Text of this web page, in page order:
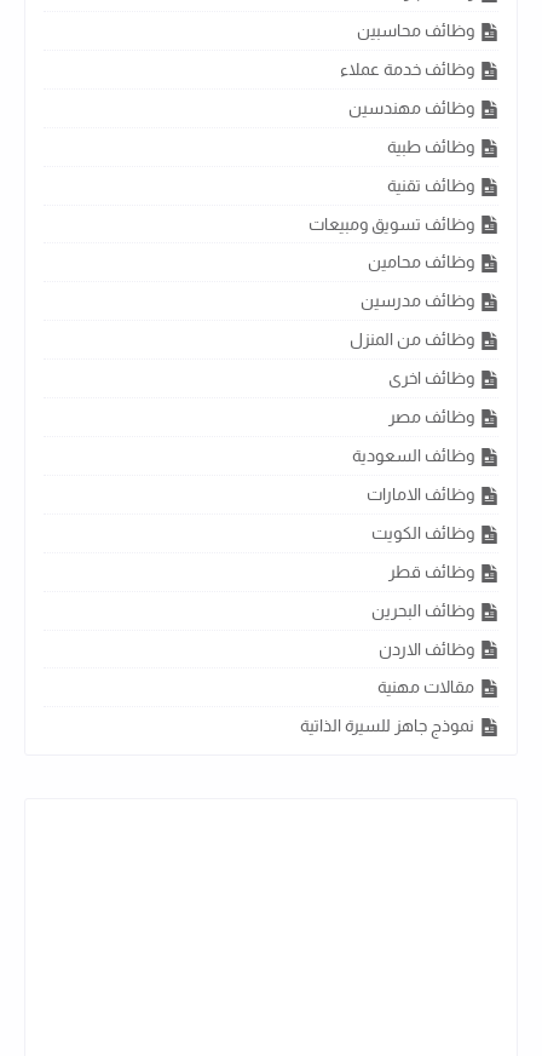
وظائف محاسبين
وظائف خدمة عملاء
وظائف مهندسين
وظائف طبية
وظائف تقنية
وظائف تسويق ومبيعات
وظائف محامين
وظائف مدرسين
وظائف من المنزل
وظائف اخرى
وظائف مصر
وظائف السعودية
وظائف الامارات
وظائف الكويت
وظائف قطر
وظائف البحرين
وظائف الاردن
مقالات مهنية
نموذج جاهز للسيرة الذاتية